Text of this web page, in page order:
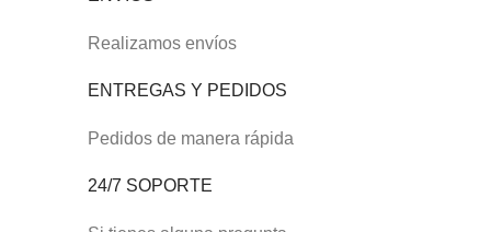
Realizamos envíos
ENTREGAS Y PEDIDOS
Pedidos de manera rápida
24/7 SOPORTE